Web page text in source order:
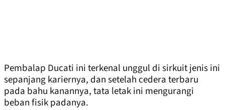
Pembalap Ducati ini terkenal unggul di sirkuit jenis ini
sepanjang kariernya, dan setelah cedera terbaru
pada bahu kanannya, tata letak ini mengurangi
beban fisik padanya.